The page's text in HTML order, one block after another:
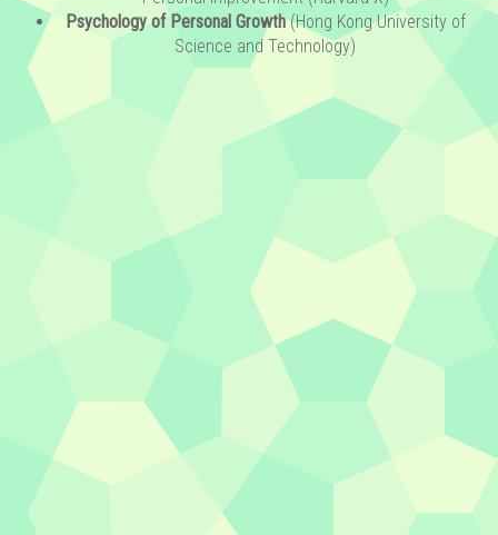
Psychology of Personal Growth(Hong Kong University of
Science and Technology)